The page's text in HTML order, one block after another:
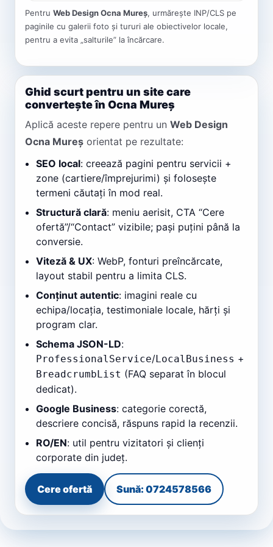
Pentru Web Design Ocna Mureș, urmărește INP/CLS pe
paginile cu galerii foto și tururi ale obiectivelor locale,
pentru a evita „salturile” la încărcare.
Ghid scurt pentru un site care
convertește în Ocna Mureș
Aplică aceste repere pentru un Web Design
Ocna Mureș orientat pe rezultate:
SEO local: creează pagini pentru servicii +
zone (cartiere/împrejurimi) și folosește
termeni căutați în mod real.
Structură clară: meniu aerisit, CTA “Cere
ofertă”/“Contact” vizibile; pași puțini până la
conversie.
Viteză & UX: WebP, fonturi preîncărcate,
layout stabil pentru a limita CLS.
Conținut autentic: imagini reale cu
echipa/locația, testimoniale locale, hărți și
program clar.
Schema JSON-LD:
ProfessionalService/LocalBusiness +
BreadcrumbList (FAQ separat în blocul
dedicat).
Google Business: categorie corectă,
descriere concisă, răspuns rapid la recenzii.
RO/EN: util pentru vizitatori și clienți
corporate din județ.
Cere ofertă Sună: 0724578566